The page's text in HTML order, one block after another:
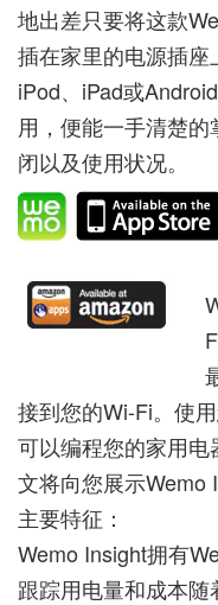
地出差只要将这款
插在家里的电源插座
iPod、iPad或
用，便能一手清楚
闭以及使用状况。
接到您的Wi-Fi。使
可以编程您的家用
文将向您展示Wemo
主要特征：
Wemo Insight拥有
跟踪用电量和成本随